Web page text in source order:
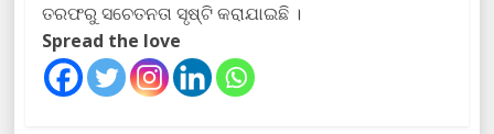
ତରଫରୁ ସଚେତନତା ସୃଷ୍ଟି କରାଯାଇଛି ।
Spread the love